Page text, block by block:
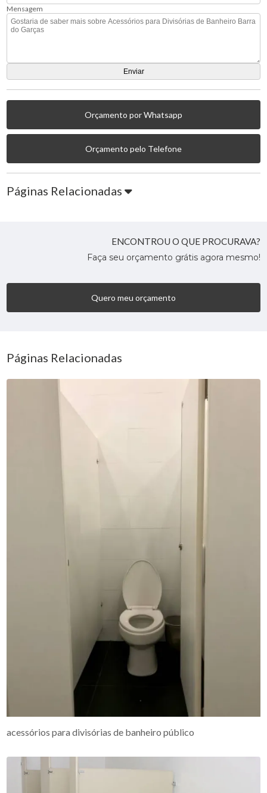
Mensagem
Orçamento por Whatsapp
Orçamento pelo Telefone
Páginas Relacionadas
ENCONTROU O QUE PROCURAVA?
Faça seu orçamento grátis agora mesmo!
Quero meu orçamento
Páginas Relacionadas
acessórios para divisórias de banheiro público